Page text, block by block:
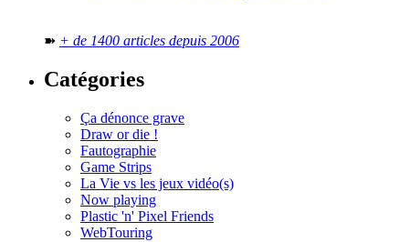
➽ + de 1400 articles depuis 2006
Catégories
Ça dénonce grave
Draw or die !
Fautographie
Game Strips
La Vie vs les jeux vidéo(s)
Now playing
Plastic 'n' Pixel Friends
WebTouring